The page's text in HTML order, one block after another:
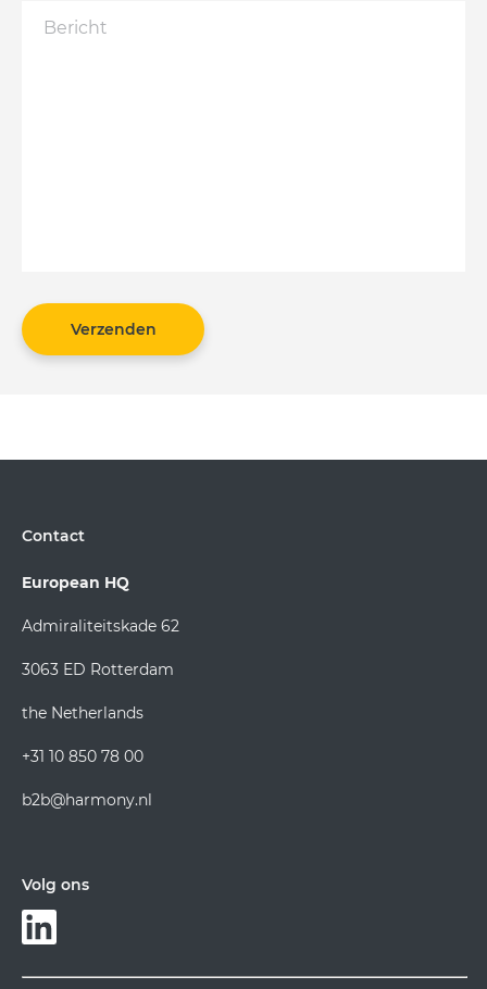
Verzenden
Contact
European HQ
Admiraliteitskade 62
3063 ED Rotterdam
the Netherlands
+31 10 850 78 00
b2b@harmony.nl
Volg ons